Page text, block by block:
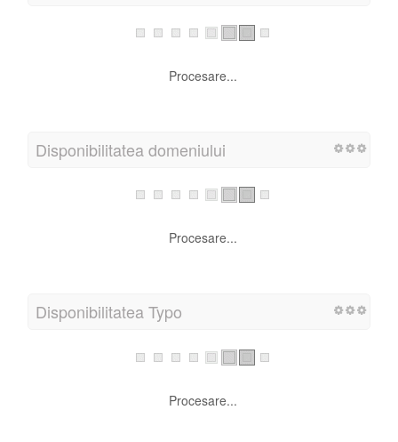
Procesare...
Disponibilitatea domeniului
Procesare...
Disponibilitatea Typo
Procesare...